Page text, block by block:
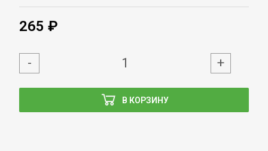
265 ₽
В КОРЗИНУ
- +